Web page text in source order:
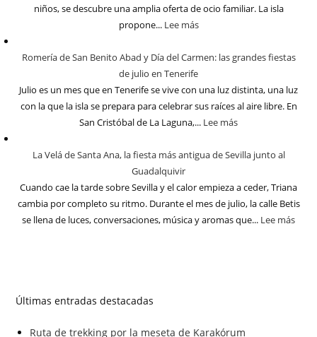
niños, se descubre una amplia oferta de ocio familiar. La isla
propone... Lee más
Romería de San Benito Abad y Día del Carmen: las grandes fiestas
de julio en Tenerife
Julio es un mes que en Tenerife se vive con una luz distinta, una luz
con la que la isla se prepara para celebrar sus raíces al aire libre. En
San Cristóbal de La Laguna,... Lee más
La Velá de Santa Ana, la fiesta más antigua de Sevilla junto al
Guadalquivir
Cuando cae la tarde sobre Sevilla y el calor empieza a ceder, Triana
cambia por completo su ritmo. Durante el mes de julio, la calle Betis
se llena de luces, conversaciones, música y aromas que... Lee más
Últimas entradas destacadas
Ruta de trekking por la meseta de Karakórum